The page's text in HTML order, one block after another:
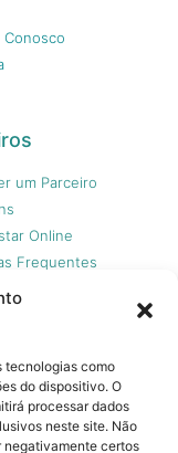
tecnologias como
do dispositivo. O
processar dados
neste site. Não
negativamente certos
Conosco
um Parceiro
Online
Frequentes